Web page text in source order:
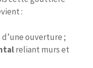
:
ouverture ;
reliant murs et